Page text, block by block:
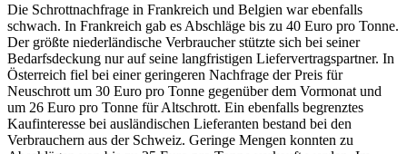
Die Schrottnachfrage in Frankreich und Belgien war ebenfalls
schwach. In Frankreich gab es Abschläge bis zu 40 Euro pro Tonne.
Der größte niederländische Verbraucher stützte sich bei seiner
Bedarfsdeckung nur auf seine langfristigen Liefervertragspartner. In
Österreich fiel bei einer geringeren Nachfrage der Preis für
Neuschrott um 30 Euro pro Tonne gegenüber dem Vormonat und
um 26 Euro pro Tonne für Altschrott. Ein ebenfalls begrenztes
Kaufinteresse bei ausländischen Lieferanten bestand bei den
Verbrauchern aus der Schweiz. Geringe Mengen konnten zu